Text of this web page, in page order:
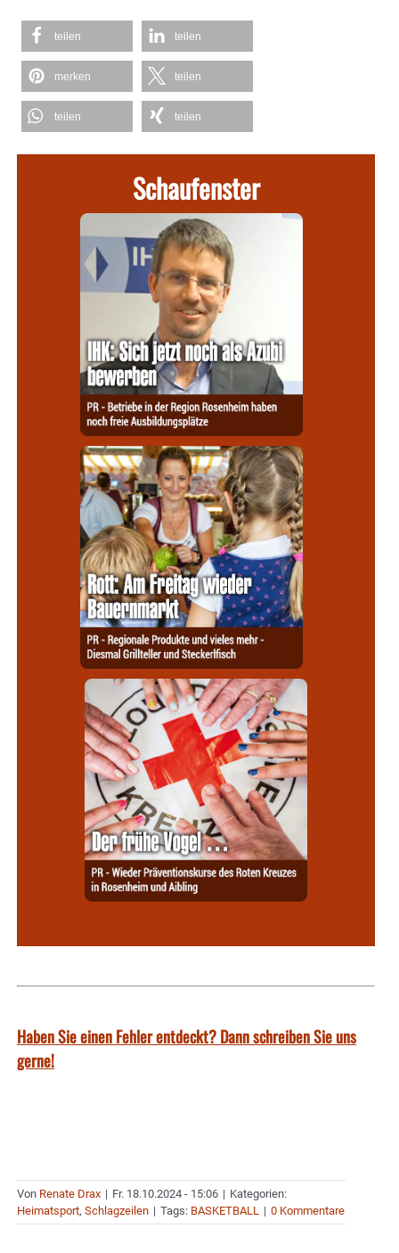
teilen teilen
merken teilen
teilen teilen
Schaufenster
Haben Sie einen Fehler entdeckt? Dann schreiben Sie uns
gerne!
Von Renate Drax | Fr. 18.10.2024 - 15:06 | Kategorien:
Heimatsport, Schlagzeilen | Tags: BASKETBALL | 0 Kommentare